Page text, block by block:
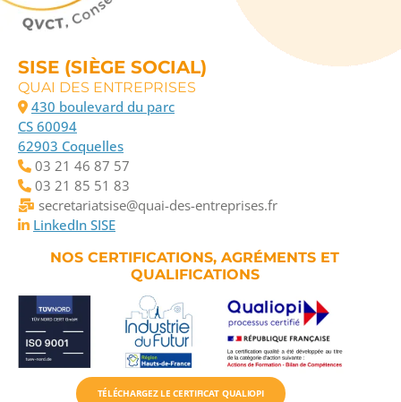
SISE (SIÈGE SOCIAL)
QUAI DES ENTREPRISES
430 boulevard du parc
CS 60094
62903 Coquelles
03 21 46 87 57
03 21 85 51 83
secretariatsise@quai-des-entreprises.fr
LinkedIn SISE
NOS CERTIFICATIONS, AGRÉMENTS ET
QUALIFICATIONS
TÉLÉCHARGEZ LE CERTIFICAT QUALIOPI